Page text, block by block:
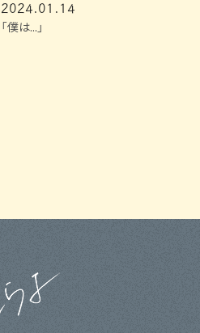
2024.01.14
「僕は...」